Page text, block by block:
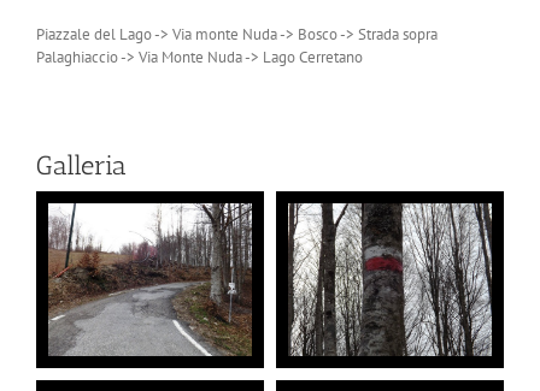
Piazzale del Lago -> Via monte Nuda -> Bosco -> Strada sopra
Palaghiaccio -> Via Monte Nuda -> Lago Cerretano
Galleria